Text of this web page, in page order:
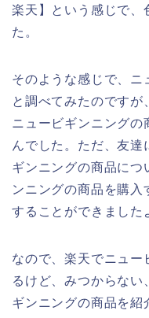
楽天】という感じで、
た。
そのような感じで、ニ
と調べてみたのです
ニュービギンニングの
んでした。ただ、友
ギンニングの商品につ
ンニングの商品を購入
することができました
なので、楽天でニュー
るけど、みつからな
ギンニングの商品を紹